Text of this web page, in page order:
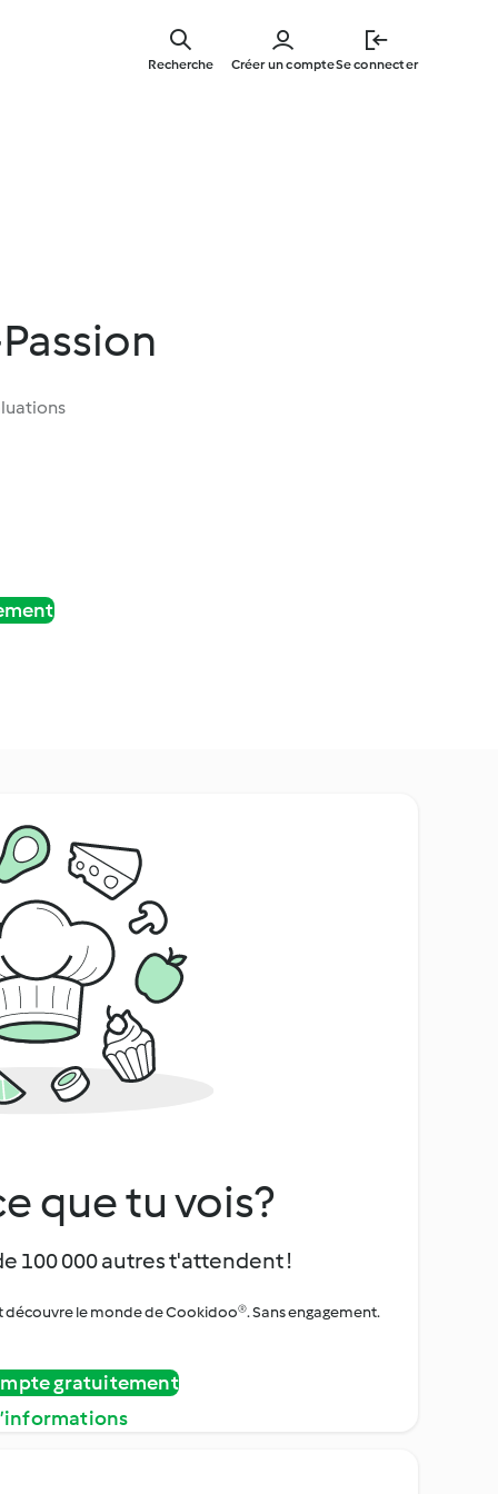
main
Créer un compteSe connecter
Recherche
que tu vois?
100 000 autres t'attendent !
découvre le monde de Cookidoo®. Sans engagement.
gratuitement